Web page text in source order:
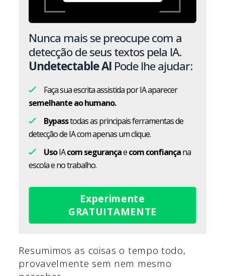
Nunca mais se preocupe com a
detecção de seus textos pela IA.
Undetectable AI Pode lhe ajudar:
Faça sua escrita assistida por IA aparecer
semelhante ao humano.
Bypasstodas as principais ferramentas de
detecção de IA com apenas um clique.
UsoIAcom segurançaecom confiançana
escola e no trabalho.
Experimente
GRATUITAMENTE
Resumimos as coisas o tempo todo,
provavelmente sem nem mesmo